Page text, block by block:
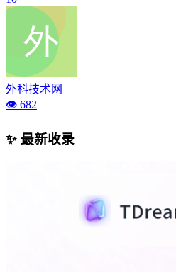
外科技术网
👁️ 682
✨ 最新收录